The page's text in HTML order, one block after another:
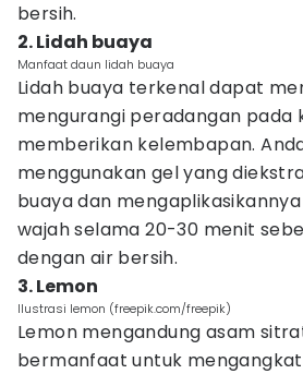
bersih.
2. Lidah buaya
Manfaat daun lidah buaya
Lidah buaya terkenal dapat
mengurangi peradangan pada
memberikan kelembapan.
menggunakan gel yang
buaya dan
wajah selama 20-30 menit
dengan air bersih.
3. Lemon
Ilustrasi lemon (freepik.com/freepik)
Lemon mengandung asam
bermanfaat untuk